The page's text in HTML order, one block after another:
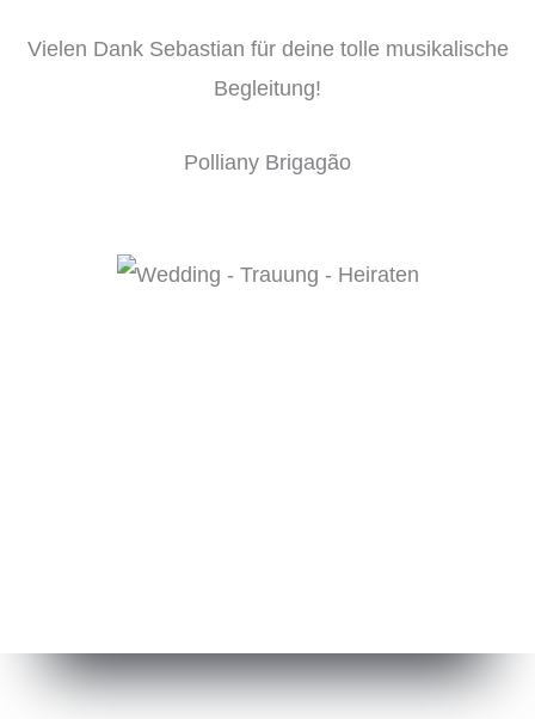
Vielen Dank Sebastian für deine tolle musikalische
Begleitung!
Polliany Brigagão